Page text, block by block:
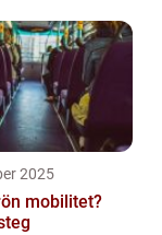
2025
mobilitet?